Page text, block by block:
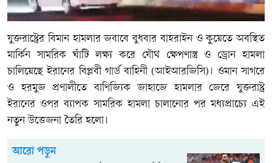
যুক্তরাষ্ট্রের বিমান হামলার জবাবে বুধবার বাহরাইন ও কুয়েতে অবস্থিত
মার্কিন সামরিক ঘাঁটি লক্ষ্য করে যৌথ ক্ষেপণাস্ত্র ও ড্রোন হামলা
চালিয়েছে ইরানের বিপ্লবী গার্ড বাহিনী (আইআরজিসি)। ওমান সাগরে
ও হরমুজ প্রণালীতে বাণিজ্যিক জাহাজে হামলার জেরে যুক্তরাষ্ট্র
ইরানের ওপর ব্যাপক সামরিক হামলা চালানোর পর মধ্যপ্রাচ্যে এই
নতুন উত্তেজনা তৈরি হলো।
আরো পড়ুন